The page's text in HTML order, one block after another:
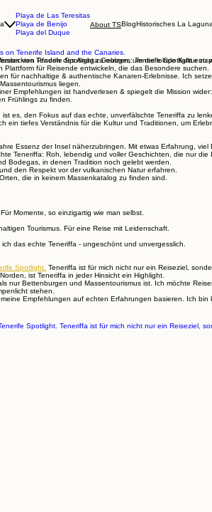
Playa de Las Teresitas
Playa de Benijo
Playa del Duque
About TSBlogHistorisches La Laguna
Pfaden des Anaga Gebirges: Tenerife Spotlight
für Reisende entwickeln, die das Besondere suchen.
für nachhaltige & authentische Kanaren-Erlebnisse. Ich
liegen.
Empfehlungen ist handverlesen & spiegelt die Mission
Frühlings zu finden.
es, den Fokus auf das echte, unverfälschte Teneriffa zu
ein tiefes Verständnis für die Kultur und Traditionen, um
Essenz der Insel näherzubringen. Mit etwas Erfahrung,
Teneriffa: Roh, lebendig und voller Geschichten, die nur
Bodegas, in denen Tradition noch gelebt werden.
den Respekt vor der vulkanischen Natur erfahren.
die in keinem Massenkatalog zu finden sind.
Momente, so einzigartig wie man selbst.
Tourismus. Für eine Reise mit Leidenschaft.
das echte Teneriffa - ungeschönt und unvergesslich.
Spotlight. Teneriffa ist für mich nicht nur ein Reiseziel,
ist Teneriffa in jeder Hinsicht ein Highlight.
nur Bettenburgen und Massentourismus ist. Ich möchte
stehen.
Empfehlungen auf echten Erfahrungen basieren. Ich